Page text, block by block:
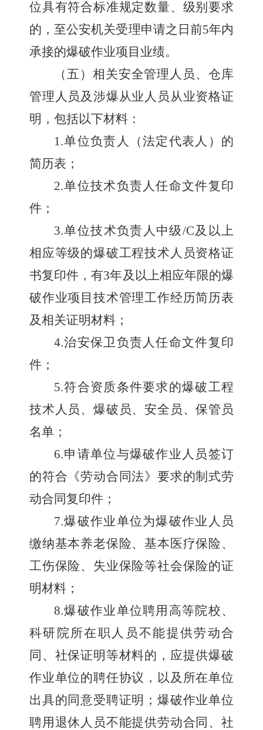
位具有符合标准规定数量、级别要求
的，至公安机关受理申请之日前5年内
承接的爆破作业项目业绩。
（五）相关安全管理人员、仓库
管理人员及涉爆从业人员从业资格证
明，包括以下材料：
1.单位负责人（法定代表人）的
简历表；
2.单位技术负责人任命文件复印
件；
3.单位技术负责人中级/C及以上
相应等级的爆破工程技术人员资格证
书复印件，有3年及以上相应年限的爆
破作业项目技术管理工作经历简历表
及相关证明材料；
4.治安保卫负责人任命文件复印
件；
5.符合资质条件要求的爆破工程
技术人员、爆破员、安全员、保管员
名单；
6.申请单位与爆破作业人员签订
的符合《劳动合同法》要求的制式劳
动合同复印件；
7.爆破作业单位为爆破作业人员
缴纳基本养老保险、基本医疗保险、
工伤保险、失业保险等社会保险的证
明材料；
8.爆破作业单位聘用高等院校、
科研院所在职人员不能提供劳动合
同、社保证明等材料的，应提供爆破
作业单位的聘任协议，以及所在单位
出具的同意受聘证明；爆破作业单位
聘用退休人员不能提供劳动合同、社